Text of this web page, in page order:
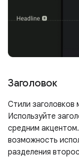
Заголовок
Стили заголовков
Используйте
средним
возможность
разделения